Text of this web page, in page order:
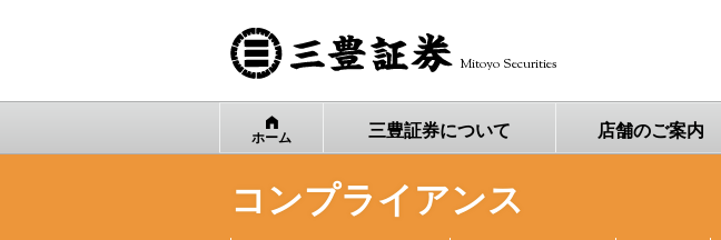
Mitoyo Securities
ホーム 三豊証券について 店舗のご案内
コンプライアンス